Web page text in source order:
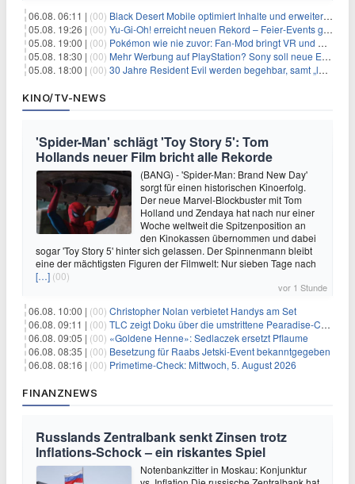
06.08. 06:11 | (00) Black Desert Mobile optimiert Inhalte und erweitert Treasure Access
05.08. 19:26 | (00) Yu‑Gi‑Oh! erreicht neuen Rekord – Feier‑Events gestartet
05.08. 19:00 | (00) Pokémon wie nie zuvor: Fan-Mod bringt VR und Ego-Perspektive nach Kanto
05.08. 18:30 | (00) Mehr Werbung auf PlayStation? Sony soll neue Einnahmequellen prüfen
05.08. 18:00 | (00) 30 Jahre Resident Evil werden begehbar, samt „lebensgroßem Leon“
KINO/TV-NEWS
'Spider-Man' schlägt 'Toy Story 5': Tom
Hollands neuer Film bricht alle Rekorde
(BANG) - 'Spider-Man: Brand New Day'
sorgt für einen historischen Kinoerfolg.
Der neue Marvel-Blockbuster mit Tom
Holland und Zendaya hat nach nur einer
Woche weltweit die Spitzenposition an
den Kinokassen übernommen und dabei
sogar 'Toy Story 5' hinter sich gelassen. Der Spinnenmann bleibt
eine der mächtigsten Figuren der Filmwelt: Nur sieben Tage nach
[…] (00)
vor 1 Stunde
06.08. 10:00 | (00) Christopher Nolan verbietet Handys am Set
06.08. 09:11 | (00) TLC zeigt Doku über die umstrittene Pearadise-Community
06.08. 09:05 | (00) «Goldene Henne»: Sedlaczek ersetzt Pflaume
06.08. 08:35 | (00) Besetzung für Raabs Jetski-Event bekanntgegeben
06.08. 08:16 | (00) Primetime-Check: Mittwoch, 5. August 2026
FINANZNEWS
Russlands Zentralbank senkt Zinsen trotz
Inflations-Schock – ein riskantes Spiel
Notenbankzitter in Moskau: Konjunktur